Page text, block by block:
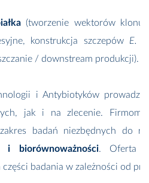
(tworzenie wektorów
konstrukcja szczepów E.
/ downstream produkcji).
i Antybiotyków
jak i na zlecenie. Firmom
badań niezbędnych do
i biorównoważności. Oferta
części badania w zależności od